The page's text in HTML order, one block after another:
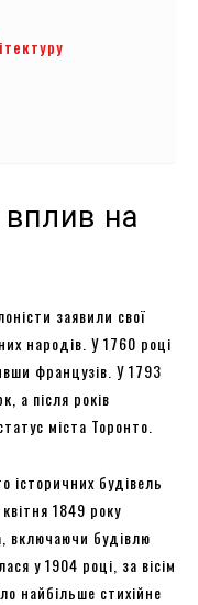
вплив на
заявили свої
народів. У 1760 році
французів. У 1793
а після років
міста Торонто.
історичних будівель
1849 року
включаючи будівлю
у 1904 році, за вісім
найбільше стихійне